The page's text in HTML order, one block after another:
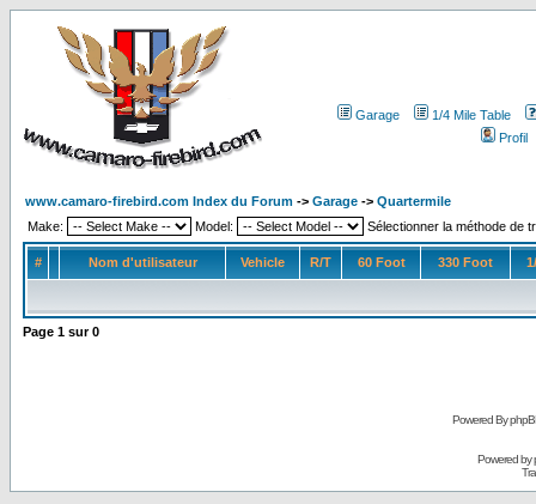
Garage
1/4 Mile Table
Profil
www.camaro-firebird.com Index du Forum -> Garage -> Quartermile
Make:
Model: Sélectionner la méthode de
# Nom d'utilisateur Vehicle R/T 60 Foot 330 Foot
Page 1 sur0
Powered By
Powered by